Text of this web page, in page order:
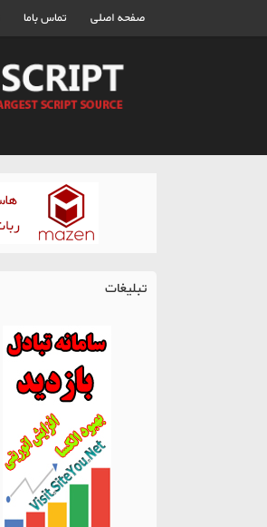
صفحه اصلی تماس باما
تبلیغات